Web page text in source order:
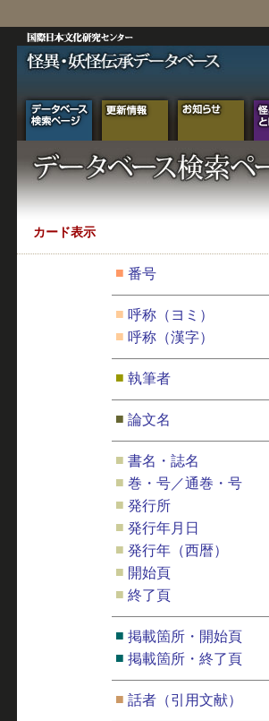
カード表示
■ 番号
■ 呼称（ヨミ）
■ 呼称（漢字）
■ 執筆者
■ 論文名
■ 書名・誌名
■ 巻・号／通巻・号
■ 発行所
■ 発行年月日
■ 発行年（西暦）
■ 開始頁
■ 終了頁
■ 掲載箇所・開始頁
■ 掲載箇所・終了頁
■ 話者（引用文献）